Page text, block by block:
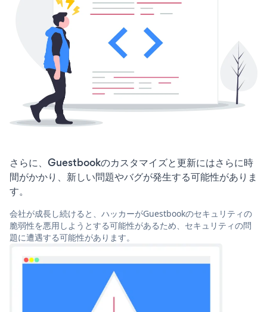
さらに、Guestbookのカスタマイズと更新にはさらに時
間がかかり、新しい問題やバグが発生する可能性がありま
す。
会社が成長し続けると、ハッカーがGuestbookのセキュリティの
脆弱性を悪用しようとする可能性があるため、セキュリティの問
題に遭遇する可能性があります。